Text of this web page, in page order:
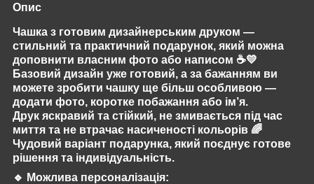
Опис
Чашка з готовим дизайнерським друком —
стильний та практичний подарунок, який можна
доповнити власним фото або написом ☕💛
Базовий дизайн уже готовий, а за бажанням ви
можете зробити чашку ще більш особливою —
додати фото, коротке побажання або ім’я.
Друк яскравий та стійкий, не змивається під час
миття та не втрачає насиченості кольорів 🌈
Чудовий варіант подарунка, який поєднує готове
рішення та індивідуальність.
🔹 Можлива персоналізація: